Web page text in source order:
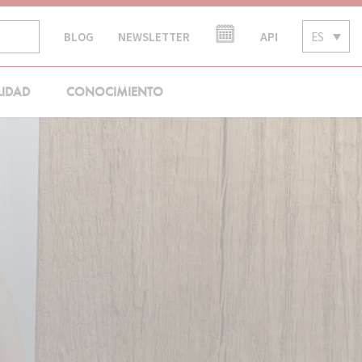
BLOG NEWSLETTER API ES
CONOCIMIENTO